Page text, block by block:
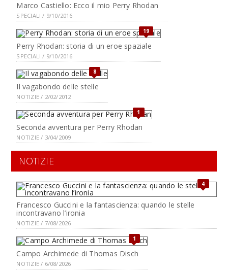
Marco Castiello: Ecco il mio Perry Rhodan
SPECIALI / 9/10/2016
19
Perry Rhodan: storia di un eroe spaziale
SPECIALI / 9/10/2016
8
Il vagabondo delle stelle
NOTIZIE / 2/02/2012
1
Seconda avventura per Perry Rhodan
NOTIZIE / 3/04/2009
NOTIZIE
4
Francesco Guccini e la fantascienza: quando le stelle
incontravano l’ironia
NOTIZIE / 7/08/2026
1
Campo Archimede di Thomas Disch
NOTIZIE / 6/08/2026